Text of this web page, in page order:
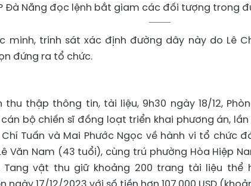
Đà Nẵng đọc lệnh bắt giam các đối tượng trong
minh, trinh sát xác định đường dây này do Lê
đứng ra tổ chức.
thu thập thông tin, tài liệu, 9h30 ngày 18/12,
bộ chiến sĩ đồng loạt triển khai phương án,
Tuấn và Mai Phước Ngọc về hành vi tổ chức
Văn Nam (43 tuổi), cùng trú phường Hòa Hiệp
Tang vật thu giữ khoảng 200 trang tài liệu thể